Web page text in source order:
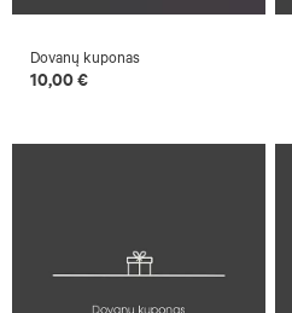
Dovanų kuponas
10,00 €